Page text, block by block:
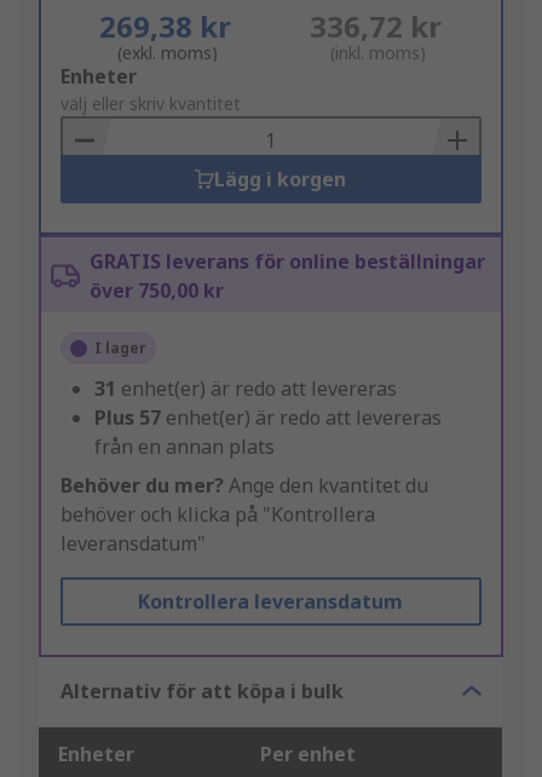
269,38 kr
(exkl. moms)
336,72 kr
(inkl. moms)
Add
to
Basket
Enheter
välj eller skriv kvantitet
Lägg i korgen
GRATIS leverans för online beställningar
över 750,00 kr
I lager
31 enhet(er) är redo att levereras
Plus 57 enhet(er) är redo att levereras
från en annan plats
Behöver du mer? Ange den kvantitet du
behöver och klicka på "Kontrollera
leveransdatum"
Kontrollera leveransdatum
Alternativ för att köpa i bulk
Enheter Per enhet